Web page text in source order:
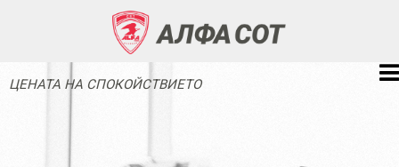
ЦЕНАТА НА СПОКОЙСТВИЕТО